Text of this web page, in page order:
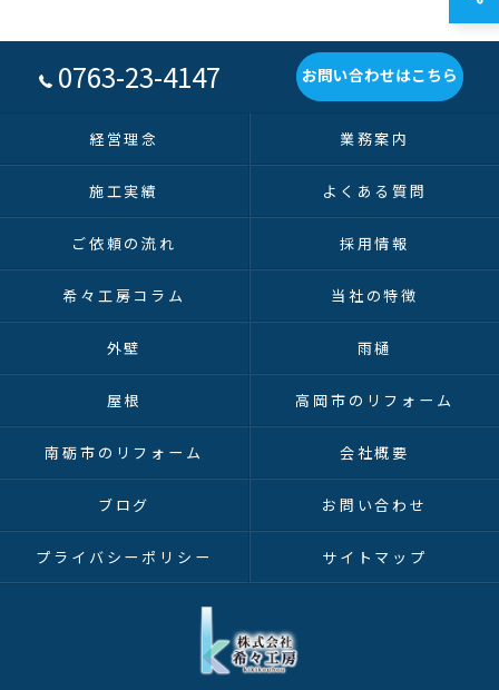
0763-23-4147 お問い合わせはこちら
経営理念 業務案内
施工実績 よくある質問
ご依頼の流れ 採用情報
希々工房コラム 当社の特徴
外壁 雨樋
屋根 高岡市のリフォーム
南砺市のリフォーム 会社概要
ブログ お問い合わせ
プライバシーポリシー サイトマップ